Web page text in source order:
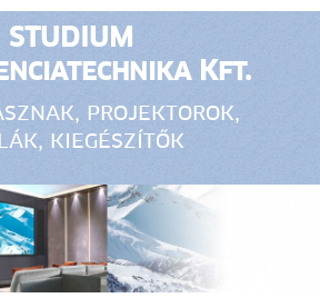
STUDIUM
Kft.
projektorok,
kiegészítők